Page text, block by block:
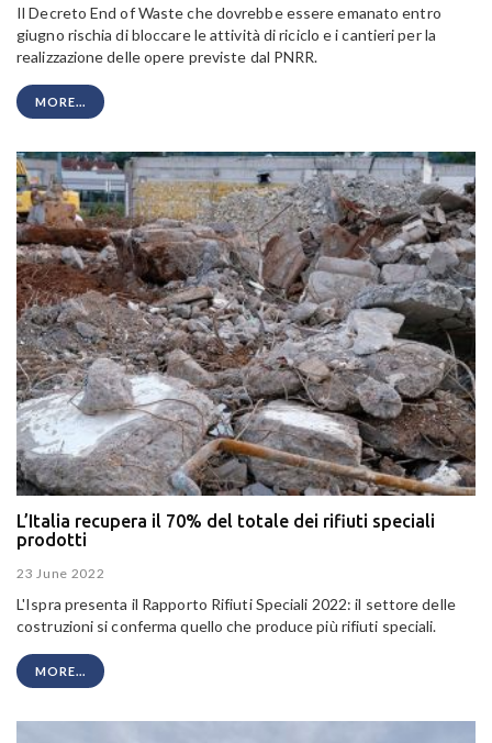
Il Decreto End of Waste che dovrebbe essere emanato entro
giugno rischia di bloccare le attività di riciclo e i cantieri per la
realizzazione delle opere previste dal PNRR.
MORE...
L’Italia recupera il 70% del totale dei rifiuti speciali
prodotti
23 June 2022
L'Ispra presenta il Rapporto Rifiuti Speciali 2022: il settore delle
costruzioni si conferma quello che produce più rifiuti speciali.
MORE...